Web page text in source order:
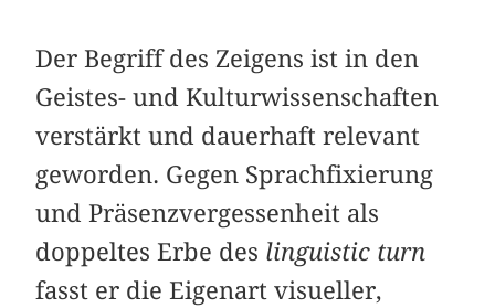
Der Begriff des Zeigens ist in den
Geistes- und Kulturwissenschaften
verstärkt und dauerhaft relevant
geworden. Gegen Sprachfixierung
und Präsenzvergessenheit als
doppeltes Erbe des linguistic turn
fasst er die Eigenart visueller,